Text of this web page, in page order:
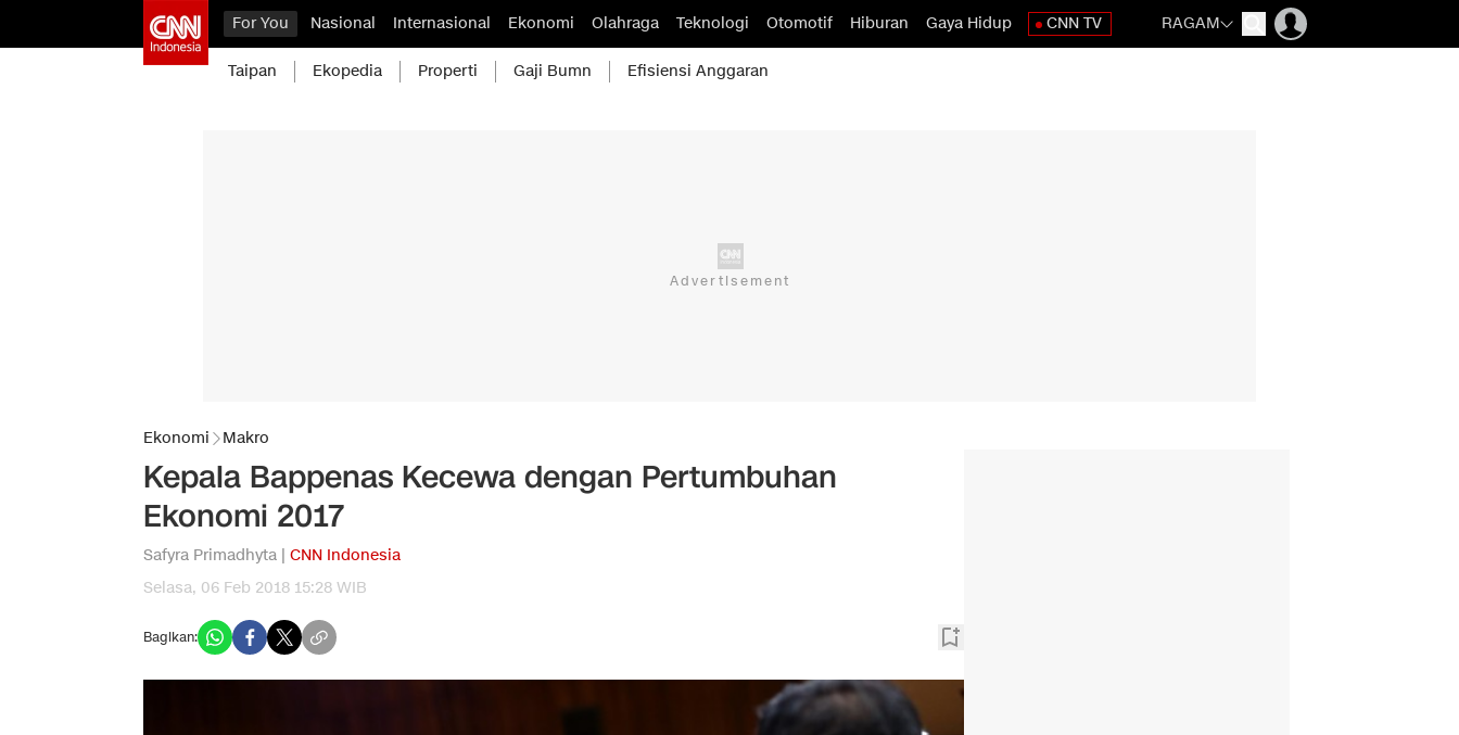
For You Nasional Internasional Ekonomi Olahraga Teknologi Otomotif Hiburan Gaya Hidup CNN TV RAGAM
Taipan Ekopedia Properti Gaji Bumn Efisiensi Anggaran
Ekonomi Makro
Kepala Bappenas Kecewa dengan Pertumbuhan
Ekonomi 2017
Safyra Primadhyta | CNN Indonesia
Selasa, 06 Feb 2018 15:28 WIB
Bagikan: